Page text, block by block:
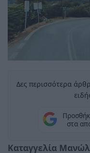
Δες περισσότερα
στα
Καταγγελία